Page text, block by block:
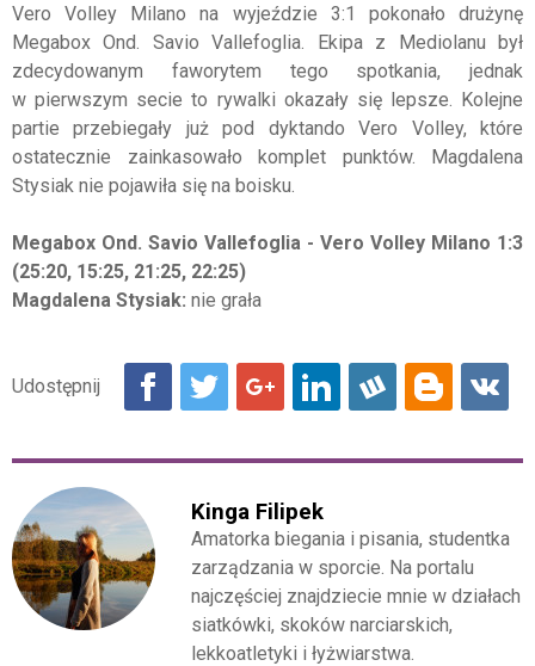
Vero Volley Milano na wyjeździe 3:1 pokonało drużynę
Megabox Ond. Savio Vallefoglia. Ekipa z Mediolanu był
zdecydowanym faworytem tego spotkania, jednak
w pierwszym secie to rywalki okazały się lepsze. Kolejne
partie przebiegały już pod dyktando Vero Volley, które
ostatecznie zainkasowało komplet punktów. Magdalena
Stysiak nie pojawiła się na boisku.
Megabox Ond. Savio Vallefoglia - Vero Volley Milano 1:3
(25:20, 15:25, 21:25, 22:25)
Magdalena Stysiak: nie grała
Kinga Filipek
Amatorka biegania i pisania, studentka
zarządzania w sporcie. Na portalu
najczęściej znajdziecie mnie w działach
siatkówki, skoków narciarskich,
lekkoatletyki i łyżwiarstwa.